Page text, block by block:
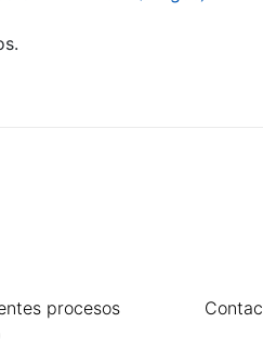
procesos